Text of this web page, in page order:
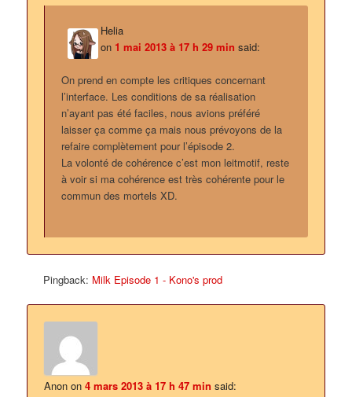
Helia
on 1 mai 2013 à 17 h 29 min said:
On prend en compte les critiques concernant
l’interface. Les conditions de sa réalisation
n’ayant pas été faciles, nous avions préféré
laisser ça comme ça mais nous prévoyons de la
refaire complètement pour l’épisode 2.
La volonté de cohérence c’est mon leitmotif, reste
à voir si ma cohérence est très cohérente pour le
commun des mortels XD.
Pingback: Milk Episode 1 - Kono's prod
Anon on4 mars 2013 à 17 h 47 min said: